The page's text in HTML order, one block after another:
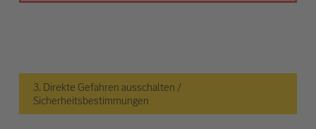
3. Direkte Gefahren ausschalten /
Sicherheitsbestimmungen